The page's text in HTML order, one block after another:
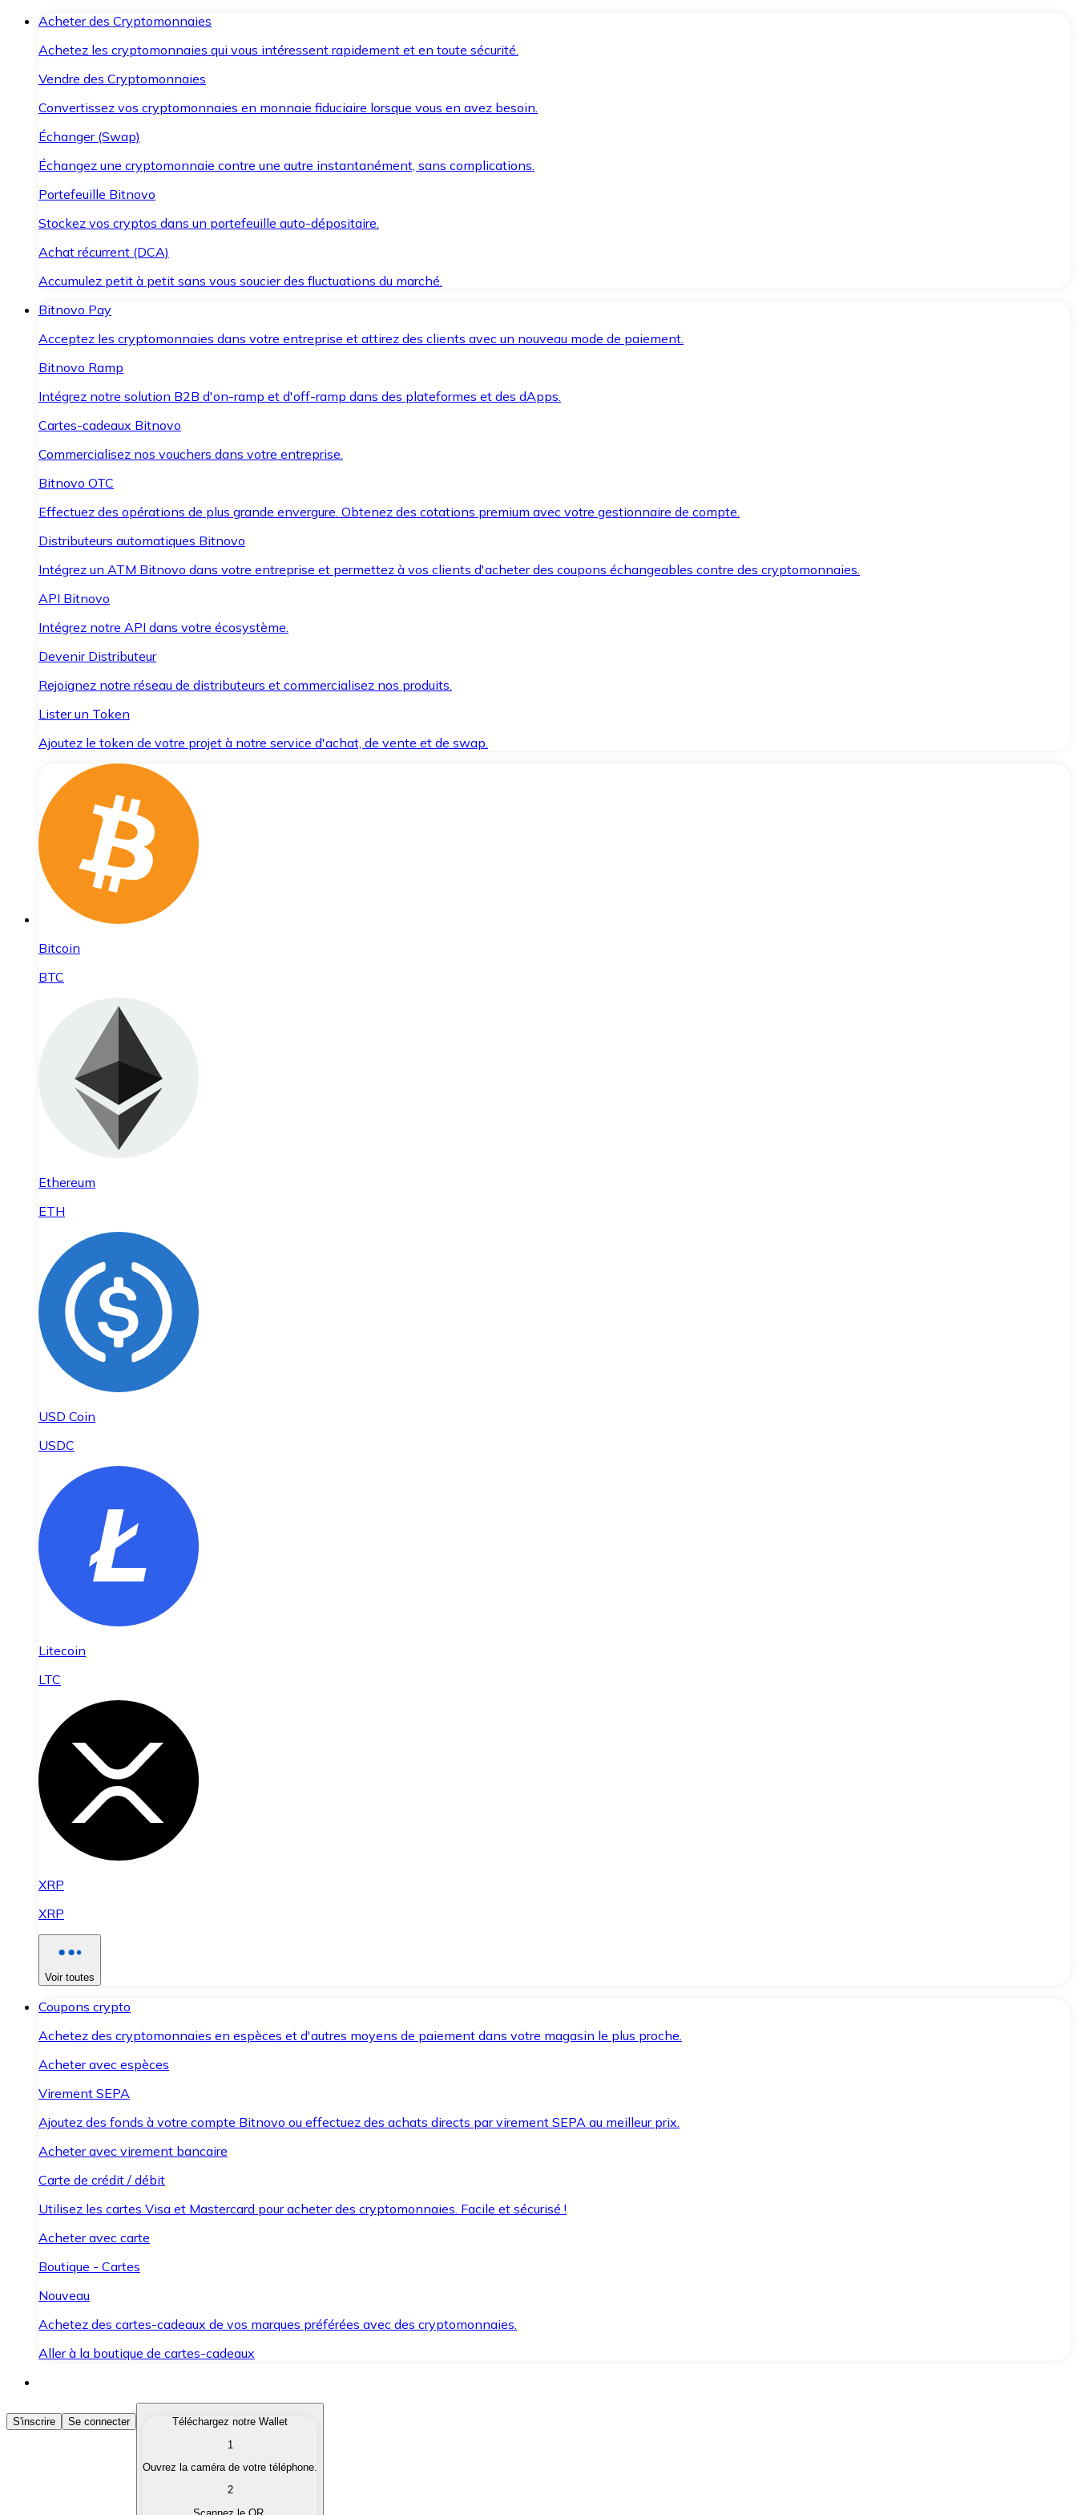
Acheter des Cryptomonnaies
Achetez les cryptomonnaies qui vous intéressent rapidement et en toute sécurité.
Vendre des Cryptomonnaies
Convertissez vos cryptomonnaies en monnaie fiduciaire lorsque vous en avez besoin.
Échanger (Swap)
Échangez une cryptomonnaie contre une autre instantanément, sans complications.
Portefeuille Bitnovo
Stockez vos cryptos dans un portefeuille auto-dépositaire.
Achat récurrent (DCA)
Accumulez petit à petit sans vous soucier des fluctuations du marché.
Bitnovo Pay
Acceptez les cryptomonnaies dans votre entreprise et attirez des clients avec un nouveau mode de paiement.
Bitnovo Ramp
Intégrez notre solution B2B d'on-ramp et d'off-ramp dans des plateformes et des dApps.
Cartes-cadeaux Bitnovo
Commercialisez nos vouchers dans votre entreprise.
Bitnovo OTC
Effectuez des opérations de plus grande envergure. Obtenez des cotations premium avec votre gestionnaire de compte.
Distributeurs automatiques Bitnovo
Intégrez un ATM Bitnovo dans votre entreprise et permettez à vos clients d'acheter des coupons échangeables contre des cryptomonnaies.
API Bitnovo
Intégrez notre API dans votre écosystème.
Devenir Distributeur
Rejoignez notre réseau de distributeurs et commercialisez nos produits.
Lister un Token
Ajoutez le token de votre projet à notre service d'achat, de vente et de swap.
Bitcoin
BTC
Ethereum
ETH
USD Coin
USDC
Litecoin
LTC
XRP
XRP
Voir toutes
Coupons crypto
Achetez des cryptomonnaies en espèces et d'autres moyens de paiement dans votre magasin le plus proche.
Acheter avec espèces
Virement SEPA
Ajoutez des fonds à votre compte Bitnovo ou effectuez des achats directs par virement SEPA au meilleur prix.
Acheter avec virement bancaire
Carte de crédit / débit
Utilisez les cartes Visa et Mastercard pour acheter des cryptomonnaies. Facile et sécurisé !
Acheter avec carte
Boutique - Cartes
Nouveau
Achetez des cartes-cadeaux de vos marques préférées avec des cryptomonnaies.
Aller à la boutique de cartes-cadeaux
Acheter des Cryptomonnaies
Achetez les cryptomonnaies qui vous intéressent rapidement et en toute sécurité.
Convertissez vos cryptomonnaies en monnaie fiduciaire lorsque vous en avez besoin.
S'inscrire Se connecter
Téléchargez notre Wallet
1
Ouvrez la caméra de votre téléphone.
2